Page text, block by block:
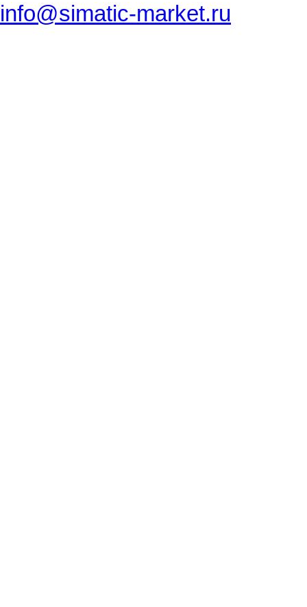
info@simatic-market.ru